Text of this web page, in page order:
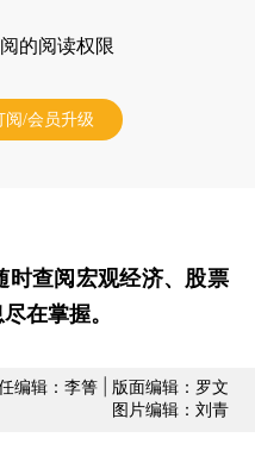
的阅读权限
阅/会员升级
时查阅宏观经济、股票
在掌握。
编辑：李箐 | 版面编辑：罗文
图片编辑：刘青